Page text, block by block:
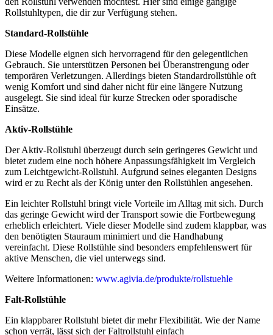
Rollstuhltypen, die dir zur Verfügung stehen.
Standard-Rollstühle
Diese Modelle eignen sich hervorragend für den gelegentlichen
Gebrauch. Sie unterstützen Personen bei Überanstrengung oder
temporären Verletzungen. Allerdings bieten Standardrollstühle oft
wenig Komfort und sind daher nicht für eine längere Nutzung
ausgelegt. Sie sind ideal für kurze Strecken oder sporadische
Einsätze.
Aktiv-Rollstühle
Der Aktiv-Rollstuhl überzeugt durch sein geringeres Gewicht und
bietet zudem eine noch höhere Anpassungsfähigkeit im Vergleich
zum Leichtgewicht-Rollstuhl. Aufgrund seines eleganten Designs
wird er zu Recht als der König unter den Rollstühlen angesehen.
Ein leichter Rollstuhl bringt viele Vorteile im Alltag mit sich. Durch
das geringe Gewicht wird der Transport sowie die Fortbewegung
erheblich erleichtert. Viele dieser Modelle sind zudem klappbar, was
den benötigten Stauraum minimiert und die Handhabung
vereinfacht. Diese Rollstühle sind besonders empfehlenswert für
aktive Menschen, die viel unterwegs sind.
Weitere Informationen: www.agivia.de/produkte/rollstuehle
Falt-Rollstühle
Ein klappbarer Rollstuhl bietet dir mehr Flexibilität. Wie der Name
schon verrät, lässt sich der Faltrollstuhl einfach